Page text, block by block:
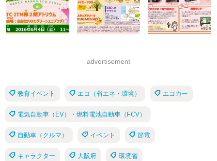
advertisement
教育イベント エコ（省エネ・環境） エコカー
電気自動車（EV）・燃料電池自動車（FCV）
自動車（クルマ） イベント 節電
キャラクター 大阪府 環境省